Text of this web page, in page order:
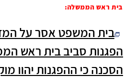
בית ראש הממשלה:
בית המשפט אסר על
הפגנות סביב בית ראש
הסכנה כי ההפגנות יהוו